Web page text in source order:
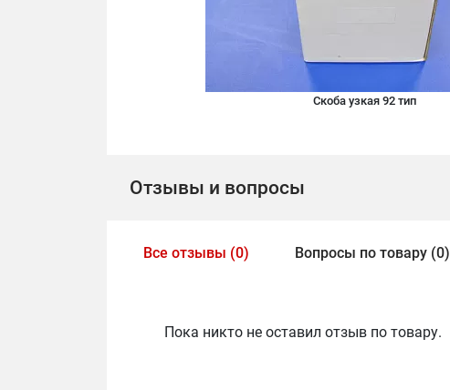
Скоба узкая 92 тип
Отзывы и вопросы
Все отзывы (0) Вопросы по товару (0)
Пока никто не оставил отзыв по товару.